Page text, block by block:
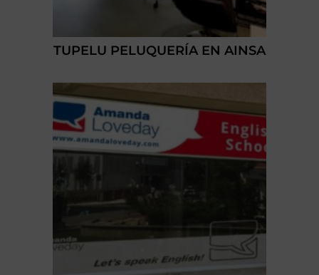
TUPELU PELUQUERÍA EN AINSA